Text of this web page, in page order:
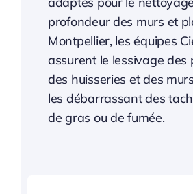
profondeur des murs et
Montpellier, les équipes
assurent le lessivage des
des huisseries et des
les débarrassant des
de gras ou de fumée.